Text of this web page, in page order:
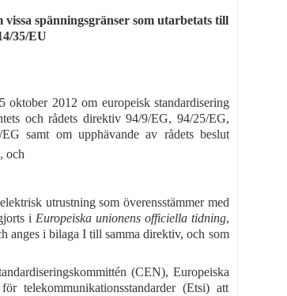
spänningsgränser som utarbetats till
35/EU
oktober 2012 om europeisk standardisering
och rådets direktiv 94/9/EG, 94/25/EG,
samt om upphävande av rådets beslut
och
utrustning som överensstämmer med
i Europeiska unionens officiella tidning,
anges i bilaga I till samma direktiv, och som
(CEN), Europeiska
telekommunikationsstandarder (Etsi) att